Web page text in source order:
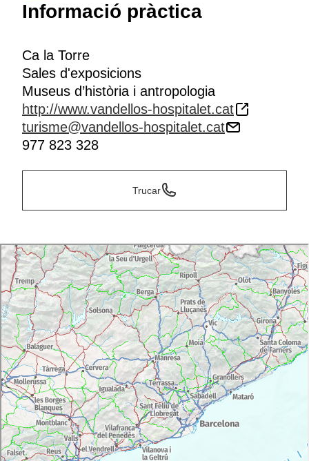
Informació pràctica
Ca la Torre
Sales d'exposicions
Museus d’història i antropologia
http://www.vandellos-hospitalet.cat
turisme@vandellos-hospitalet.cat
977 823 328
Trucar